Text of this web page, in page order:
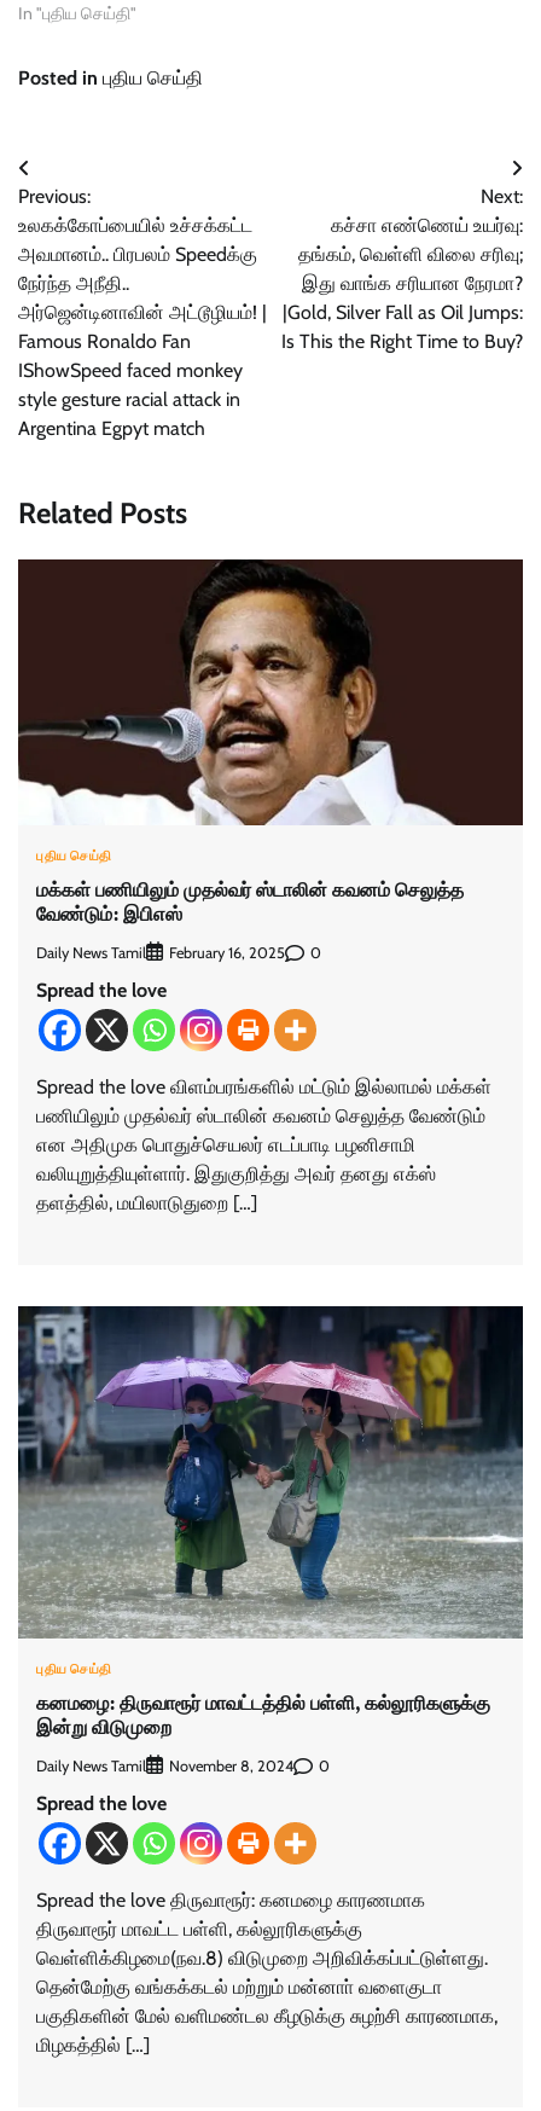
In "புதிய செய்தி"
Posted in புதிய செய்தி
Post
navigation
Previous:
உலகக்கோப்பையில் உச்சக்கட்ட
அவமானம்.. பிரபலம் Speedக்கு
நேர்ந்த அநீதி..
அர்ஜென்டினாவின் அட்டூழியம்! |
Famous Ronaldo Fan
IShowSpeed faced monkey
style gesture racial attack in
Argentina Egpyt match
Next:
கச்சா எண்ணெய் உயர்வு:
தங்கம், வெள்ளி விலை சரிவு;
இது வாங்க சரியான நேரமா?
|Gold, Silver Fall as Oil Jumps:
Is This the Right Time to Buy?
Related Posts
புதிய செய்தி
மக்கள் பணியிலும் முதல்வர் ஸ்டாலின் கவனம் செலுத்த
வேண்டும்: இபிஎஸ்
Daily News Tamil February 16, 2025 0
Spread the love
Spread the love விளம்பரங்களில் மட்டும் இல்லாமல் மக்கள்
பணியிலும் முதல்வர் ஸ்டாலின் கவனம் செலுத்த வேண்டும்
என அதிமுக பொதுச்செயலர் எடப்பாடி பழனிசாமி
வலியுறுத்தியுள்ளார். இதுகுறித்து அவர் தனது எக்ஸ்
தளத்தில், மயிலாடுதுறை […]
புதிய செய்தி
கனமழை: திருவாரூர் மாவட்டத்தில் பள்ளி, கல்லூரிகளுக்கு
இன்று விடுமுறை
Daily News Tamil November 8, 2024 0
Spread the love
Spread the love திருவாரூர்: கனமழை காரணமாக
திருவாரூர் மாவட்ட பள்ளி, கல்லூரிகளுக்கு
வெள்ளிக்கிழமை(நவ.8) விடுமுறை அறிவிக்கப்பட்டுள்ளது.
தென்மேற்கு வங்கக்கடல் மற்றும் மன்னாா் வளைகுடா
பகுதிகளின் மேல் வளிமண்டல கீழடுக்கு சுழற்சி காரணமாக,
மிழகத்தில் […]